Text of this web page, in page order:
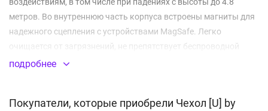
метров. Во внутреннюю часть корпуса встроены магниты для
надежного сцепления с устройствами MagSafe. Легко
очищается от загрязнений, не препятствует беспроводной
зарядке и сигналам NFC. Приподнятый бампер не позволит
подробнее
Покупатели, которые приобрели Чехол [U] by